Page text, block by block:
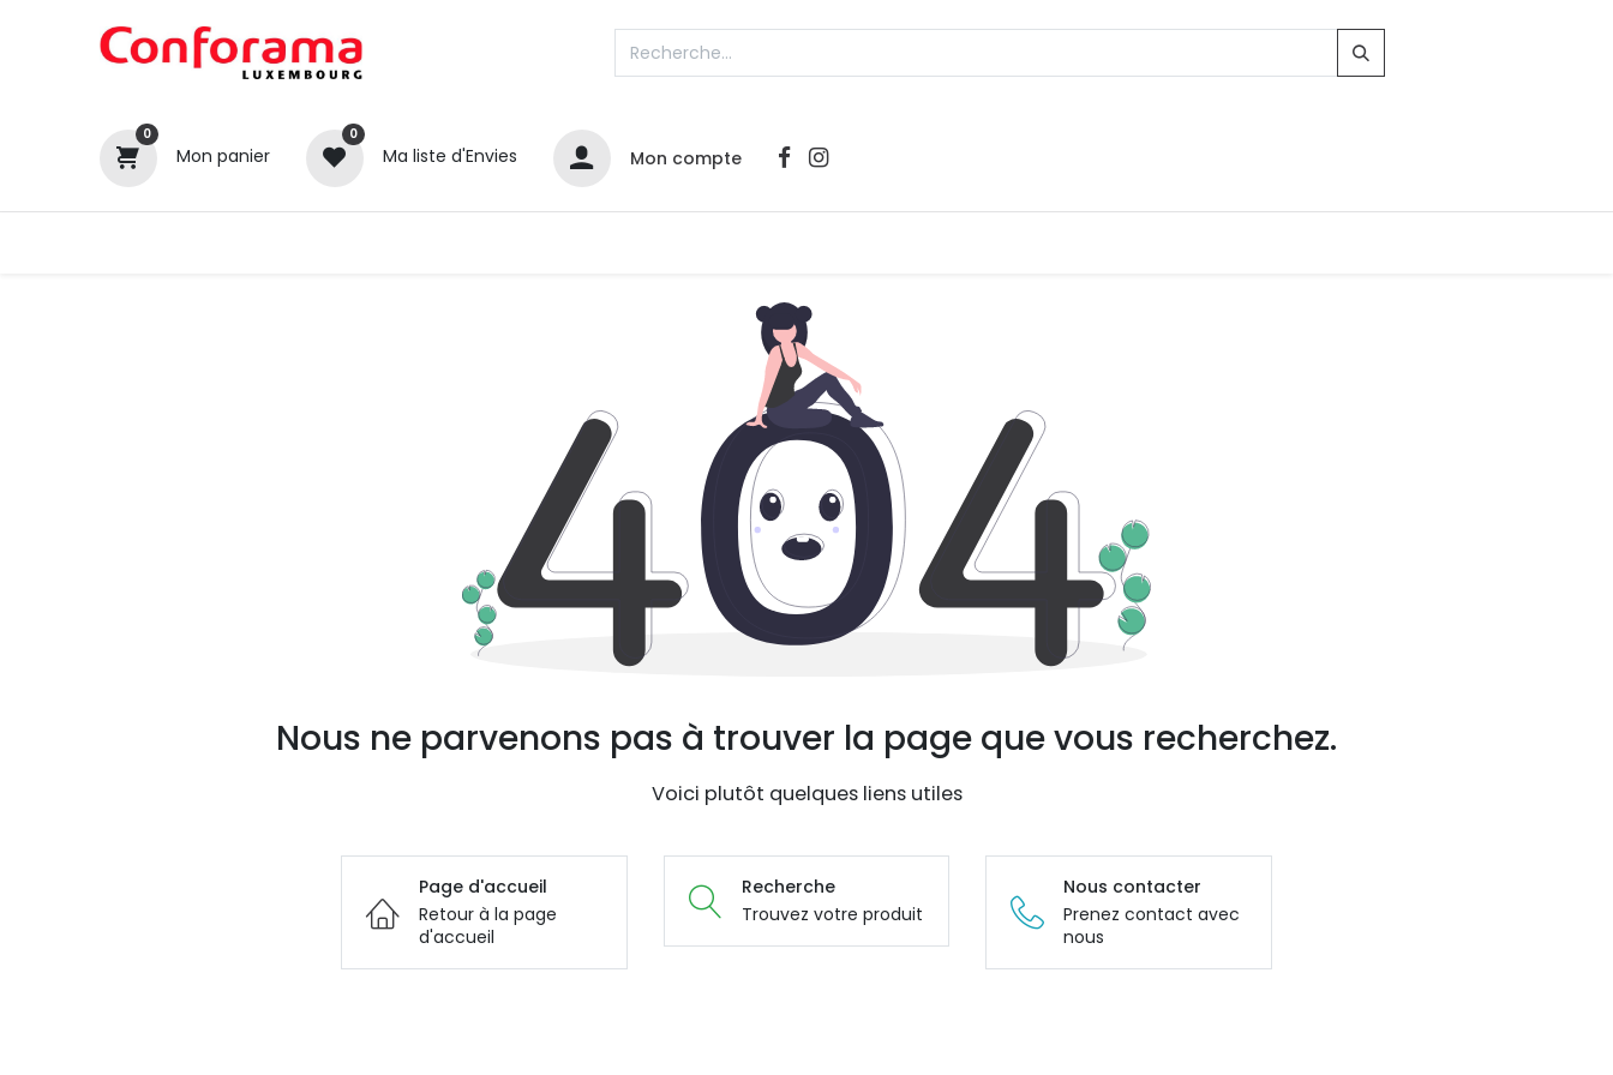
0
Mon panier
0
Ma liste d'Envies Mon compte
Nous ne parvenons pas à trouver la page que vous recherchez.
Voici plutôt quelques liens utiles
Page d'accueil
Retour à la page
d'accueil
Recherche
Trouvez votre produit
Nous contacter
Prenez contact avec
nous